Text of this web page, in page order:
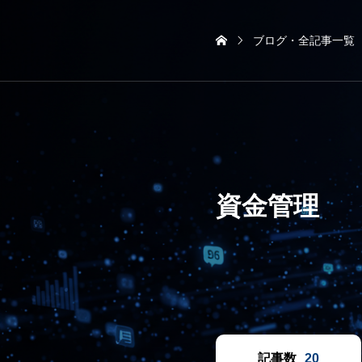
ブログ・全記事一覧
資金管理
記事数 20